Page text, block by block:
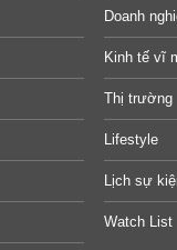
Doanh
Kinh tế vĩ
Thị trường
Lifestyle
Lịch sự
Watch List